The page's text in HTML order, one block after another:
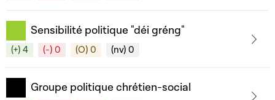
Sensibilité politique "déi gréng"
(+) 4 (-) 0 (O) 0 (nv) 0
Groupe politique chrétien-social